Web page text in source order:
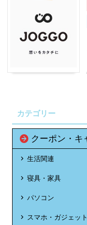
カテゴリー
クーポン・キ
生活関連
寝具・家具
パソコン
スマホ・ガジェット